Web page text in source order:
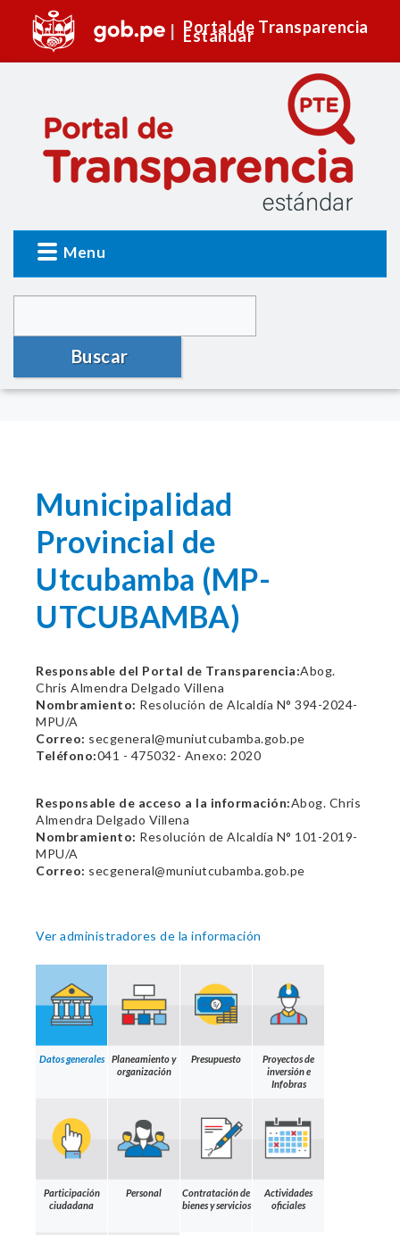
Portal de Transparencia
Estándar
Menu
Buscar
Municipalidad
Provincial de
Utcubamba (MP-
UTCUBAMBA)
Responsable del Portal de Transparencia:Abog.
Chris Almendra Delgado Villena
Nombramiento: Resolución de Alcaldía N° 394-2024-
MPU/A
Correo: secgeneral@muniutcubamba.gob.pe
Teléfono:041 - 475032- Anexo: 2020
Responsable de acceso a la información:Abog. Chris
Almendra Delgado Villena
Nombramiento: Resolución de Alcaldía N° 101-2019-
MPU/A
Correo: secgeneral@muniutcubamba.gob.pe
Ver administradores de la información
Datos generales
Planeamiento y
organización
Presupuesto
Proyectos de
inversión e
Infobras
Participación
ciudadana
Personal
Contratación de
bienes y servicios
Actividades
oficiales